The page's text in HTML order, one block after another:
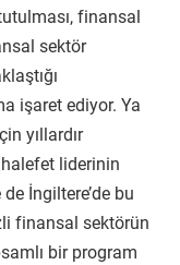
finansal
sektör
işaret ediyor. Ya
yıllardır
liderinin
İngiltere’de bu
finansal sektörün
bir program